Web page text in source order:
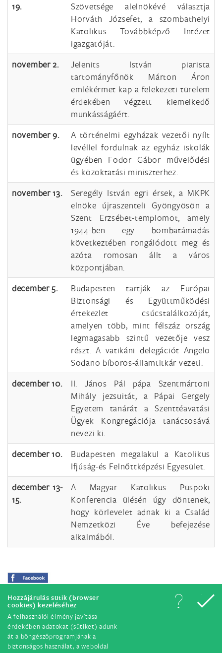
Hozzájárulás sütik (browser
cookies) kezeléséhez
A felhasználói élmény javítása
érdekében adatokat (sütiket) adunk
át a böngészőprogramjának a
biztonságos használat, a weboldal
19.
Szövetsége alelnökévé választja
Horváth Józsefet, a szombathelyi
Katolikus Továbbképző Intézet
igazgatóját.
november 2.
Jelenits István piarista
tartományfőnök Márton Áron
emlékérmet kap a felekezeti türelem
érdekében végzett kiemelkedő
munkásságáért.
november 9.
A történelmi egyházak vezetői nyílt
levéllel fordulnak az egyház iskolák
ügyében Fodor Gábor művelődési
és közoktatási miniszterhez.
november 13.
Seregély István egri érsek, a MKPK
elnöke újraszenteli Gyöngyösön a
Szent Erzsébet-templomot, amely
1944-ben egy bombatámadás
következtében rongálódott meg és
azóta romosan állt a város
központjában.
december 5.
Budapesten tartják az Európai
Biztonsági és Együttműködési
értekezlet csúcstalálkozóját,
amelyen több, mint félszáz ország
legmagasabb szintű vezetője vesz
részt. A vatikáni delegációt Angelo
Sodano bíboros-államtitkár vezeti.
december 10.
II. János Pál pápa Szentmártoni
Mihály jezsuitát, a Pápai Gergely
Egyetem tanárát a Szenttéavatási
Ügyek Kongregációja tanácsosává
nevezi ki.
december 10.
Budapesten megalakul a Katolikus
Ifjúság-és Felnőttképzési Egyesület.
december 13-
15.
A Magyar Katolikus Püspöki
Konferencia ülésén úgy döntenek,
hogy körlevelet adnak ki a Család
Nemzetközi Éve befejezése
alkalmából.